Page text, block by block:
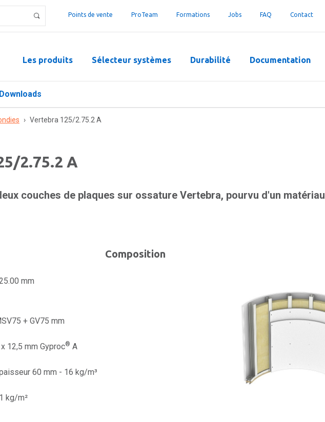
Points de vente ProTeam Formations Jobs FAQ Contact
Les produits Sélecteur systèmes Durabilité Documentation
Downloads
› Vertebra 125/2.75.2 A
2.75.2 A
couches de plaques sur ossature Vertebra, pourvu d'un matériau
Composition
mm
+ GV75 mm
12,5 mm Gyproc® A
60 mm - 16 kg/m³
kg/m²